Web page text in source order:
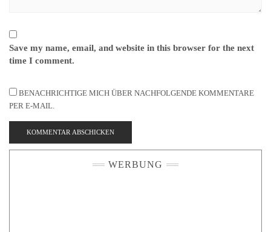
Save my name, email, and website in this browser for the next
time I comment.
BENACHRICHTIGE MICH ÜBER NACHFOLGENDE KOMMENTARE
PER E-MAIL.
WERBUNG